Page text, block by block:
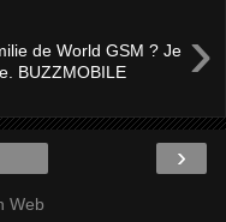
›
de World GSM ? Je
BUZZMOBILE
›
Web